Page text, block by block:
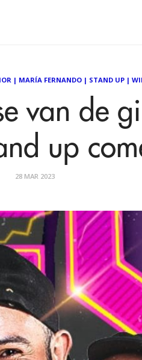
| MARÍA FERNANDO | STAND UP |
van de
up
28 MAR 2023